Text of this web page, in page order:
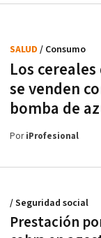
Los
se venden
bomba de
SALUD / Consumo
PoriProfesional
Prestación
/ Seguridad social